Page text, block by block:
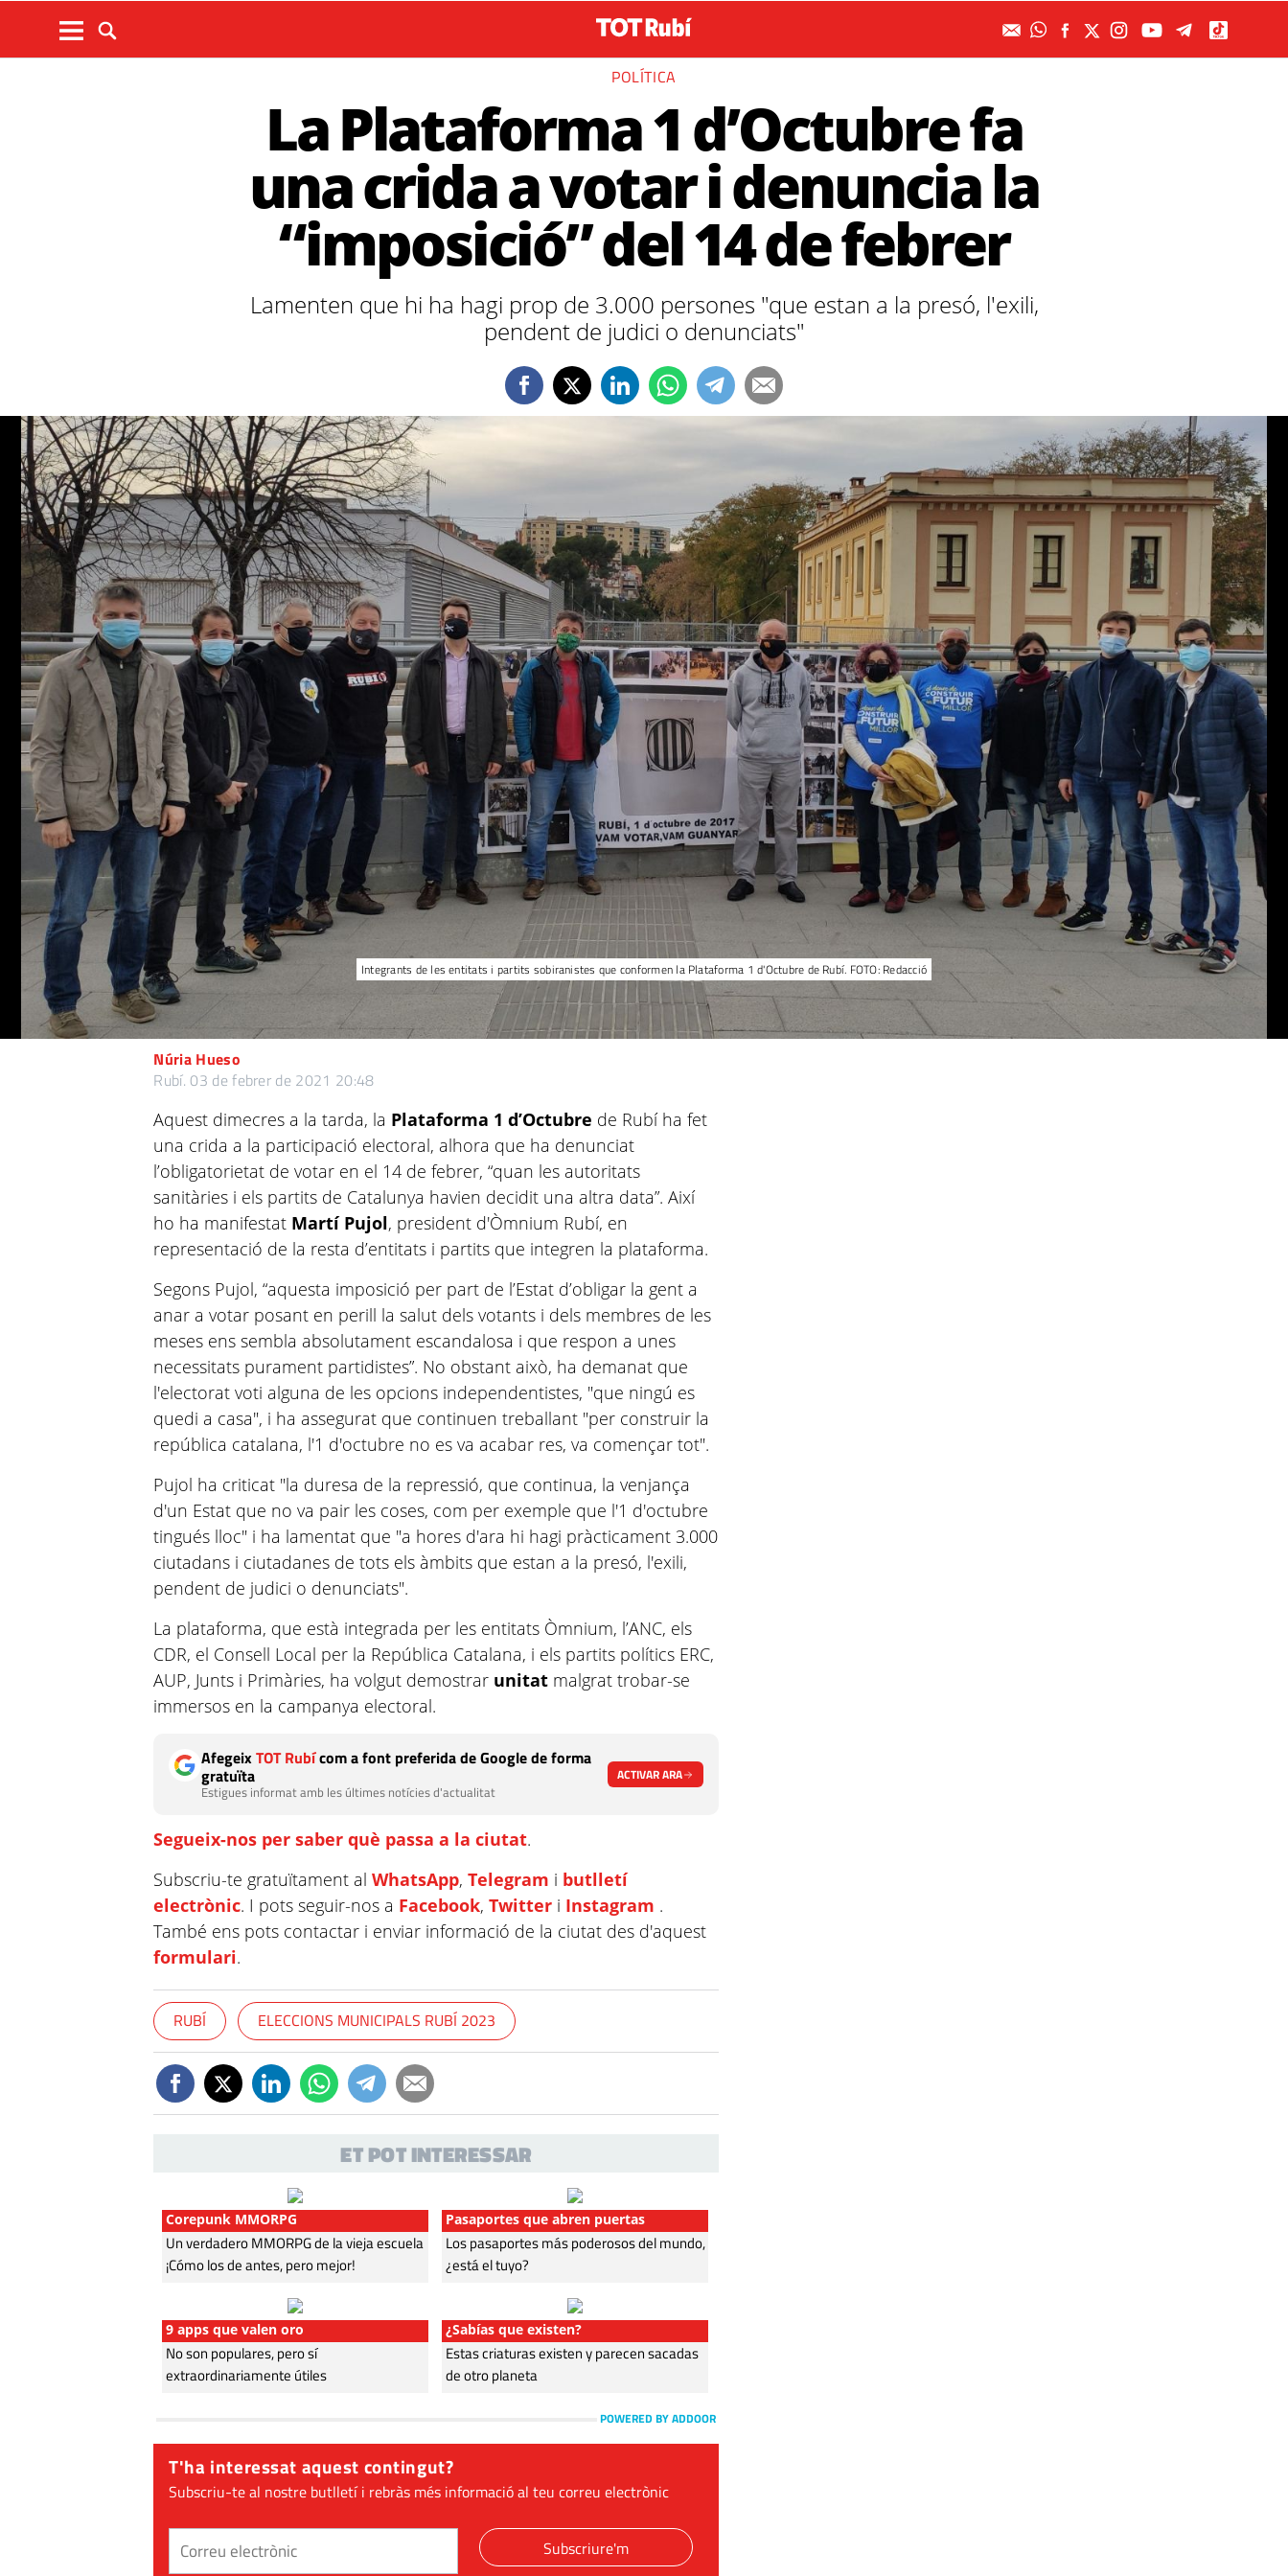
POLÍTICA
La Plataforma 1 d’Octubre fa
una crida a votar i denuncia la
“imposició” del 14 de febrer
Lamenten que hi ha hagi prop de 3.000 persones "que estan a la presó, l'exili,
pendent de judici o denunciats"
Integrants de les entitats i partits sobiranistes que conformen la Plataforma 1 d'Octubre de Rubí. FOTO: Redacció
Núria Hueso
Rubí. 03 de febrer de 2021 20:48
Aquest dimecres a la tarda, la Plataforma 1 d’Octubre de Rubí ha fet
una crida a la participació electoral, alhora que ha denunciat
l’obligatorietat de votar en el 14 de febrer, “quan les autoritats
sanitàries i els partits de Catalunya havien decidit una altra data”. Així
ho ha manifestat Martí Pujol, president d'Òmnium Rubí, en
representació de la resta d’entitats i partits que integren la plataforma.
Segons Pujol, “aquesta imposició per part de l’Estat d’obligar la gent a
anar a votar posant en perill la salut dels votants i dels membres de les
meses ens sembla absolutament escandalosa i que respon a unes
necessitats purament partidistes”. No obstant això, ha demanat que
l'electorat voti alguna de les opcions independentistes, "que ningú es
quedi a casa", i ha assegurat que continuen treballant "per construir la
república catalana, l'1 d'octubre no es va acabar res, va començar tot".
Pujol ha criticat "la duresa de la repressió, que continua, la venjança
d'un Estat que no va pair les coses, com per exemple que l'1 d'octubre
tingués lloc" i ha lamentat que "a hores d'ara hi hagi pràcticament 3.000
ciutadans i ciutadanes de tots els àmbits que estan a la presó, l'exili,
pendent de judici o denunciats".
La plataforma, que està integrada per les entitats Òmnium, l’ANC, els
CDR, el Consell Local per la República Catalana, i els partits polítics ERC,
AUP, Junts i Primàries, ha volgut demostrar unitat malgrat trobar-se
immersos en la campanya electoral.
AfegeixTOT Rubícom a font preferida de Google de forma
gratuïta
Estigues informat amb les últimes notícies d'actualitat
ACTIVAR ARA
Segueix-nos per saber què passa a la ciutat.
Subscriu-te gratuïtament alWhatsApp,Telegram i butlletí
electrònic. I pots seguir-nos a Facebook,Twitter i Instagram .
També ens pots contactar i enviar informació de la ciutat des d'aquest
formulari.
RUBÍ ELECCIONS MUNICIPALS RUBÍ 2023
ET POT INTERESSAR
Corepunk MMORPG
Un verdadero MMORPG de la vieja escuela
¡Cómo los de antes, pero mejor!
Pasaportes que abren puertas
Los pasaportes más poderosos del mundo,
¿está el tuyo?
9 apps que valen oro
No son populares, pero sí
extraordinariamente útiles
¿Sabías que existen?
Estas criaturas existen y parecen sacadas
de otro planeta
POWERED BY ADDOOR
T'ha interessat aquest contingut?
Subscriu-te al nostre butlletí i rebràs més informació al teu correu electrònic
Subscriure'm